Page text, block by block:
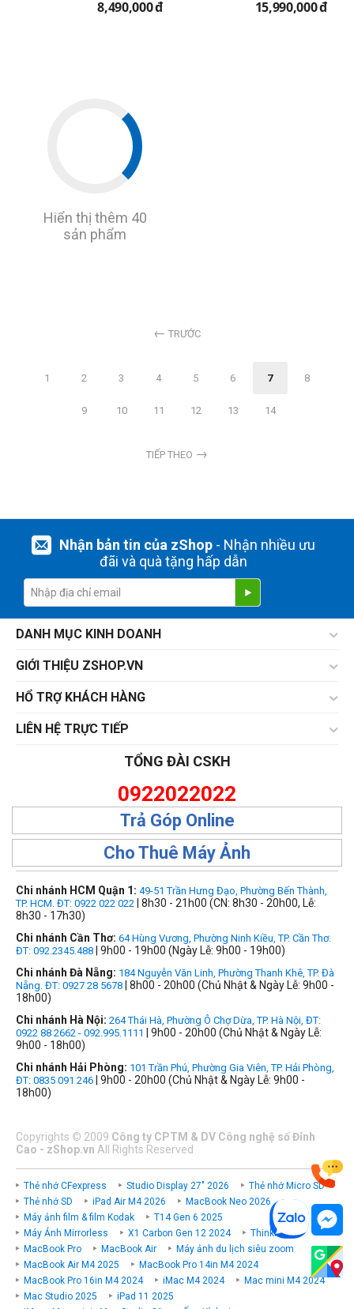
8,490,000đ 15,990,000đ
Hiển thị thêm 40
sản phẩm
TRƯỚC
1 2 3 4 5 6 7 8
9 10 11 12 13 14
TIẾP THEO
Nhận bản tin của zShop- Nhận nhiều ưu
đãi và quà tặng hấp dẫn
DANH MỤC KINH DOANH
GIỚI THIỆU ZSHOP.VN
HỔ TRỢ KHÁCH HÀNG
LIÊN HỆ TRỰC TIẾP
TỔNG ĐÀI CSKH
0922022022
Trả Góp Online
Cho Thuê Máy Ảnh
Chi nhánh HCM Quận 1: 49-51 Trần Hưng Đạo, Phường Bến Thành,
TP. HCM. ĐT: 0922 022 022 | 8h30 - 21h00 (CN: 8h30 - 20h00, Lễ:
8h30 - 17h30)
Chi nhánh Cần Thơ: 64 Hùng Vương, Phường Ninh Kiều, TP. Cần Thơ.
ĐT: 092.2345.488 | 9h00 - 19h00 (Ngày Lễ: 9h00 - 19h00)
Chi nhánh Đà Nẵng: 184 Nguyễn Văn Linh, Phường Thanh Khê, TP. Đà
Nẵng. ĐT: 0927 28 5678 | 8h00 - 20h00 (Chủ Nhật & Ngày Lễ: 9h00 -
18h00)
Chi nhánh Hà Nội: 264 Thái Hà, Phường Ô Chợ Dừa, TP. Hà Nội, ĐT:
0922 88 2662 - 092.995.1111
| 9h00 - 20h00 (Chủ Nhật & Ngày Lễ:
9h00 - 18h00)
Chi nhánh Hải Phòng: 101 Trần Phú, Phường Gia Viên, TP. Hải Phòng,
ĐT: 0835 091 246 | 9h00 - 20h00 (Chủ Nhật & Ngày Lễ: 9h00 -
18h00)
Copyrights © 2009 Công ty CPTM & DV Công nghệ số Đỉnh
Cao - zShop.vn All Rights Reserved
Thẻ nhớ CFexpress Studio Display 27" 2026
Thẻ nhớ Micro SD
Thẻ nhớ SD
iPad Air M4 2026
MacBook Neo 2026
Máy ảnh film & film Kodak
T14 Gen 6 2025
Máy Ảnh Mirrorless
X1 Carbon Gen 12 2024
ThinkPad P
MacBook Pro
MacBook Air
Máy ảnh du lịch siêu zoom
MacBook Air M4 2025
MacBook Pro 14in M4 2024
MacBook Pro 16in M4 2024
iMac M4 2024
Mac mini M4 2024
Mac Studio 2025
iPad 11 2025